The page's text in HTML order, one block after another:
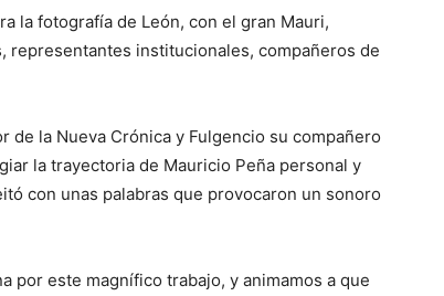
la fotografía de León, con el gran Mauri,
representantes institucionales, compañeros de
de la Nueva Crónica y Fulgencio su compañero
la trayectoria de Mauricio Peña personal y
con unas palabras que provocaron un sonoro
por este magnífico trabajo, y animamos a que